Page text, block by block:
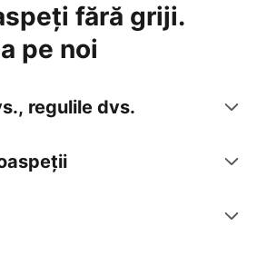
fără griji.
pe noi
regulile dvs.